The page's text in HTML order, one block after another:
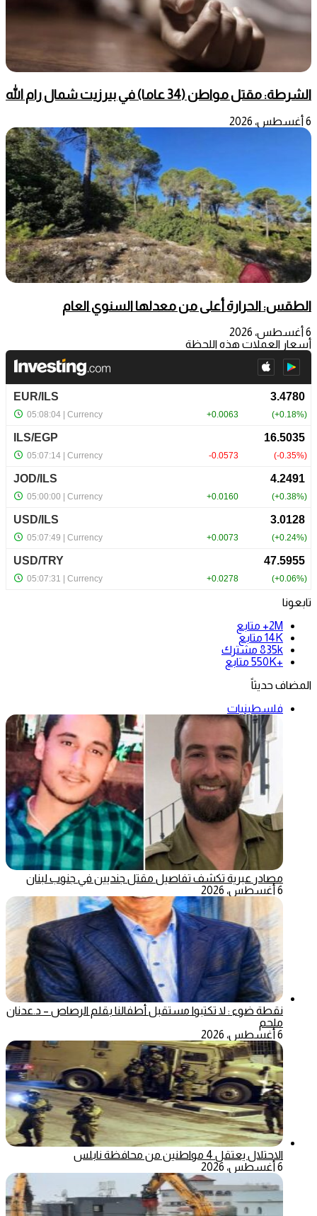
الشرطة: مقتل مواطن (34 عاما) في بيرزيت شمال رام الله
6 أغسطس، 2026
الطقس: الحرارة أعلى من معدلها السنوي العام
6 أغسطس، 2026
أسعار العملات هذه اللحظة
تابعونا
2M+
متابع
14K متابع
835k مشترك
+550K
متابع
المضاف حديثاً
فلسطينيات
مصادر عبرية تكشف تفاصيل مقتل جنديين في جنوب لبنان
6 أغسطس، 2026
نقطة ضوء : لا تكتبوا مستقبل أطفالنا بقلم الرصاص – د.عدنان
ملحم
6 أغسطس، 2026
الاحتلال يعتقل 4 مواطنين من محافظة نابلس
6 أغسطس، 2026